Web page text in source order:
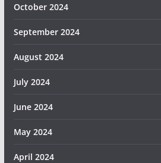
October 2024
September 2024
August 2024
July 2024
June 2024
May 2024
April 2024